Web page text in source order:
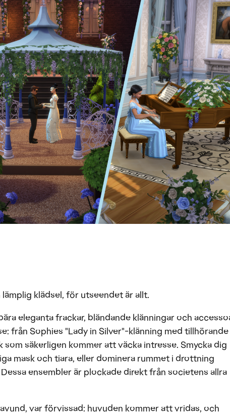
klädsel, för utseendet är allt.
eleganta frackar, bländande klänningar och
från Sophies "Lady in Silver"-klänning med
säkerligen kommer att väcka intresse. Smycka dig
mask och tiara, eller dominera rummet i drottning
ensembler är plockade direkt från societens allra
var förvissad: huvuden kommer att vridas, och